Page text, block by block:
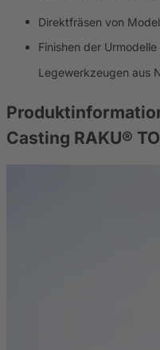
Direktfräsen von
Finishen der
Legewerkzeugen aus
Casting RAKU®